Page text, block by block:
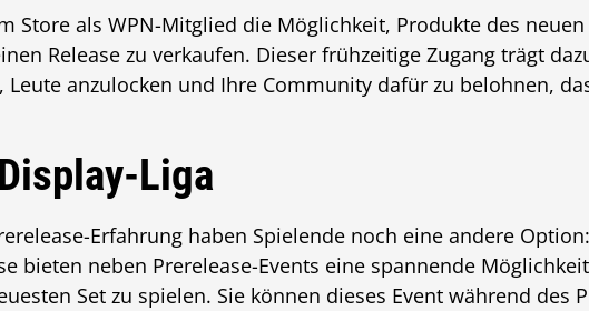
Store als WPN-Mitglied die Möglichkeit, Produkte des neuen
Release zu verkaufen. Dieser frühzeitige Zugang trägt
Leute anzulocken und Ihre Community dafür zu belohnen,
Liga
Erfahrung haben Spielende noch eine andere Option:
bieten neben Prerelease-Events eine spannende
Set zu spielen. Sie können dieses Event während des